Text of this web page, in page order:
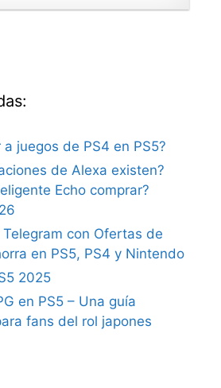
juegos de PS4 en PS5?
de Alexa existen?
Echo comprar?
con Ofertas de
en PS5, PS4 y Nintendo
2025
en PS5 – Una guía
fans del rol japones